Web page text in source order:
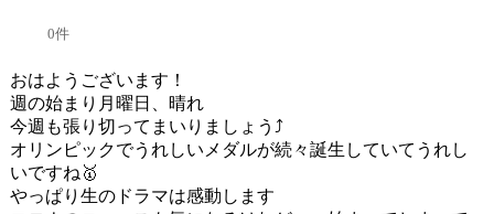
0件
おはようございます！
週の始まり月曜日、晴れ
今週も張り切ってまいりましょう⤴
オリンピックでうれしいメダルが続々誕生していてうれし
いですね🥇
やっぱり生のドラマは感動します